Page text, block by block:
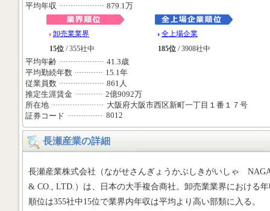
平均年収 879.1万
卸売業業界
15位 / 355社中
全上場企業
185位 / 3908社中
平均年齢
41.3歳
平均勤続年数
15.1年
従業員数
861人
推定生涯賃金
2億9092万
所在地
大阪府大阪市西区新町一丁目１番１７号
証券コード
8012
長瀬産業の詳細
長瀬産業株式会社（ながせさんぎょうかぶしきがいしゃ
& CO., LTD.）は、日本の大手複合商社。卸売業業界における
順位は355社中15位で業界内年収は平均より高い部類に入る。